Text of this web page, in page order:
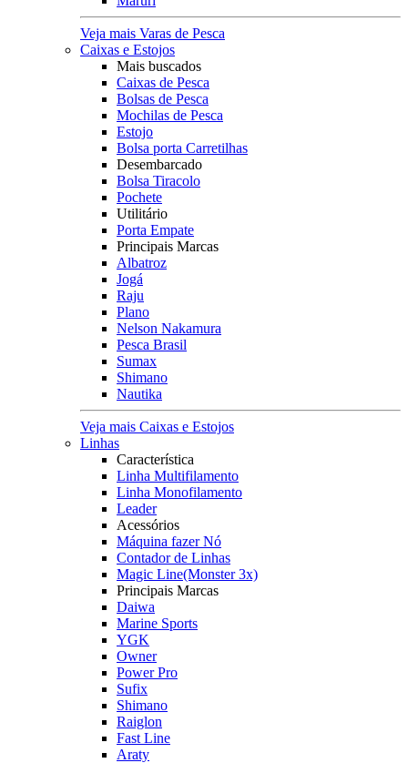
Veja mais Varas de Pesca
Caixas e Estojos
Mais buscados
Caixas de Pesca
Bolsas de Pesca
Mochilas de Pesca
Estojo
Bolsa porta Carretilhas
Desembarcado
Bolsa Tiracolo
Pochete
Utilitário
Porta Empate
Principais Marcas
Albatroz
Jogá
Raju
Plano
Nelson Nakamura
Pesca Brasil
Sumax
Shimano
Nautika
Veja mais Caixas e Estojos
Linhas
Característica
Linha Multifilamento
Linha Monofilamento
Leader
Acessórios
Máquina fazer Nó
Contador de Linhas
Magic Line(Monster 3x)
Principais Marcas
Daiwa
Marine Sports
YGK
Owner
Power Pro
Sufix
Shimano
Raiglon
Fast Line
Araty